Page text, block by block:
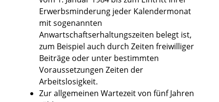
Erwerbsminderung jeder Kalendermonat
mit sogenannten
Anwartschaftserhaltungszeiten belegt ist,
zum Beispiel auch durch Zeiten freiwilliger
Beiträge oder unter bestimmten
Voraussetzungen Zeiten der
Arbeitslosigkeit.
Zur allgemeinen Wartezeit von fünf Jahren